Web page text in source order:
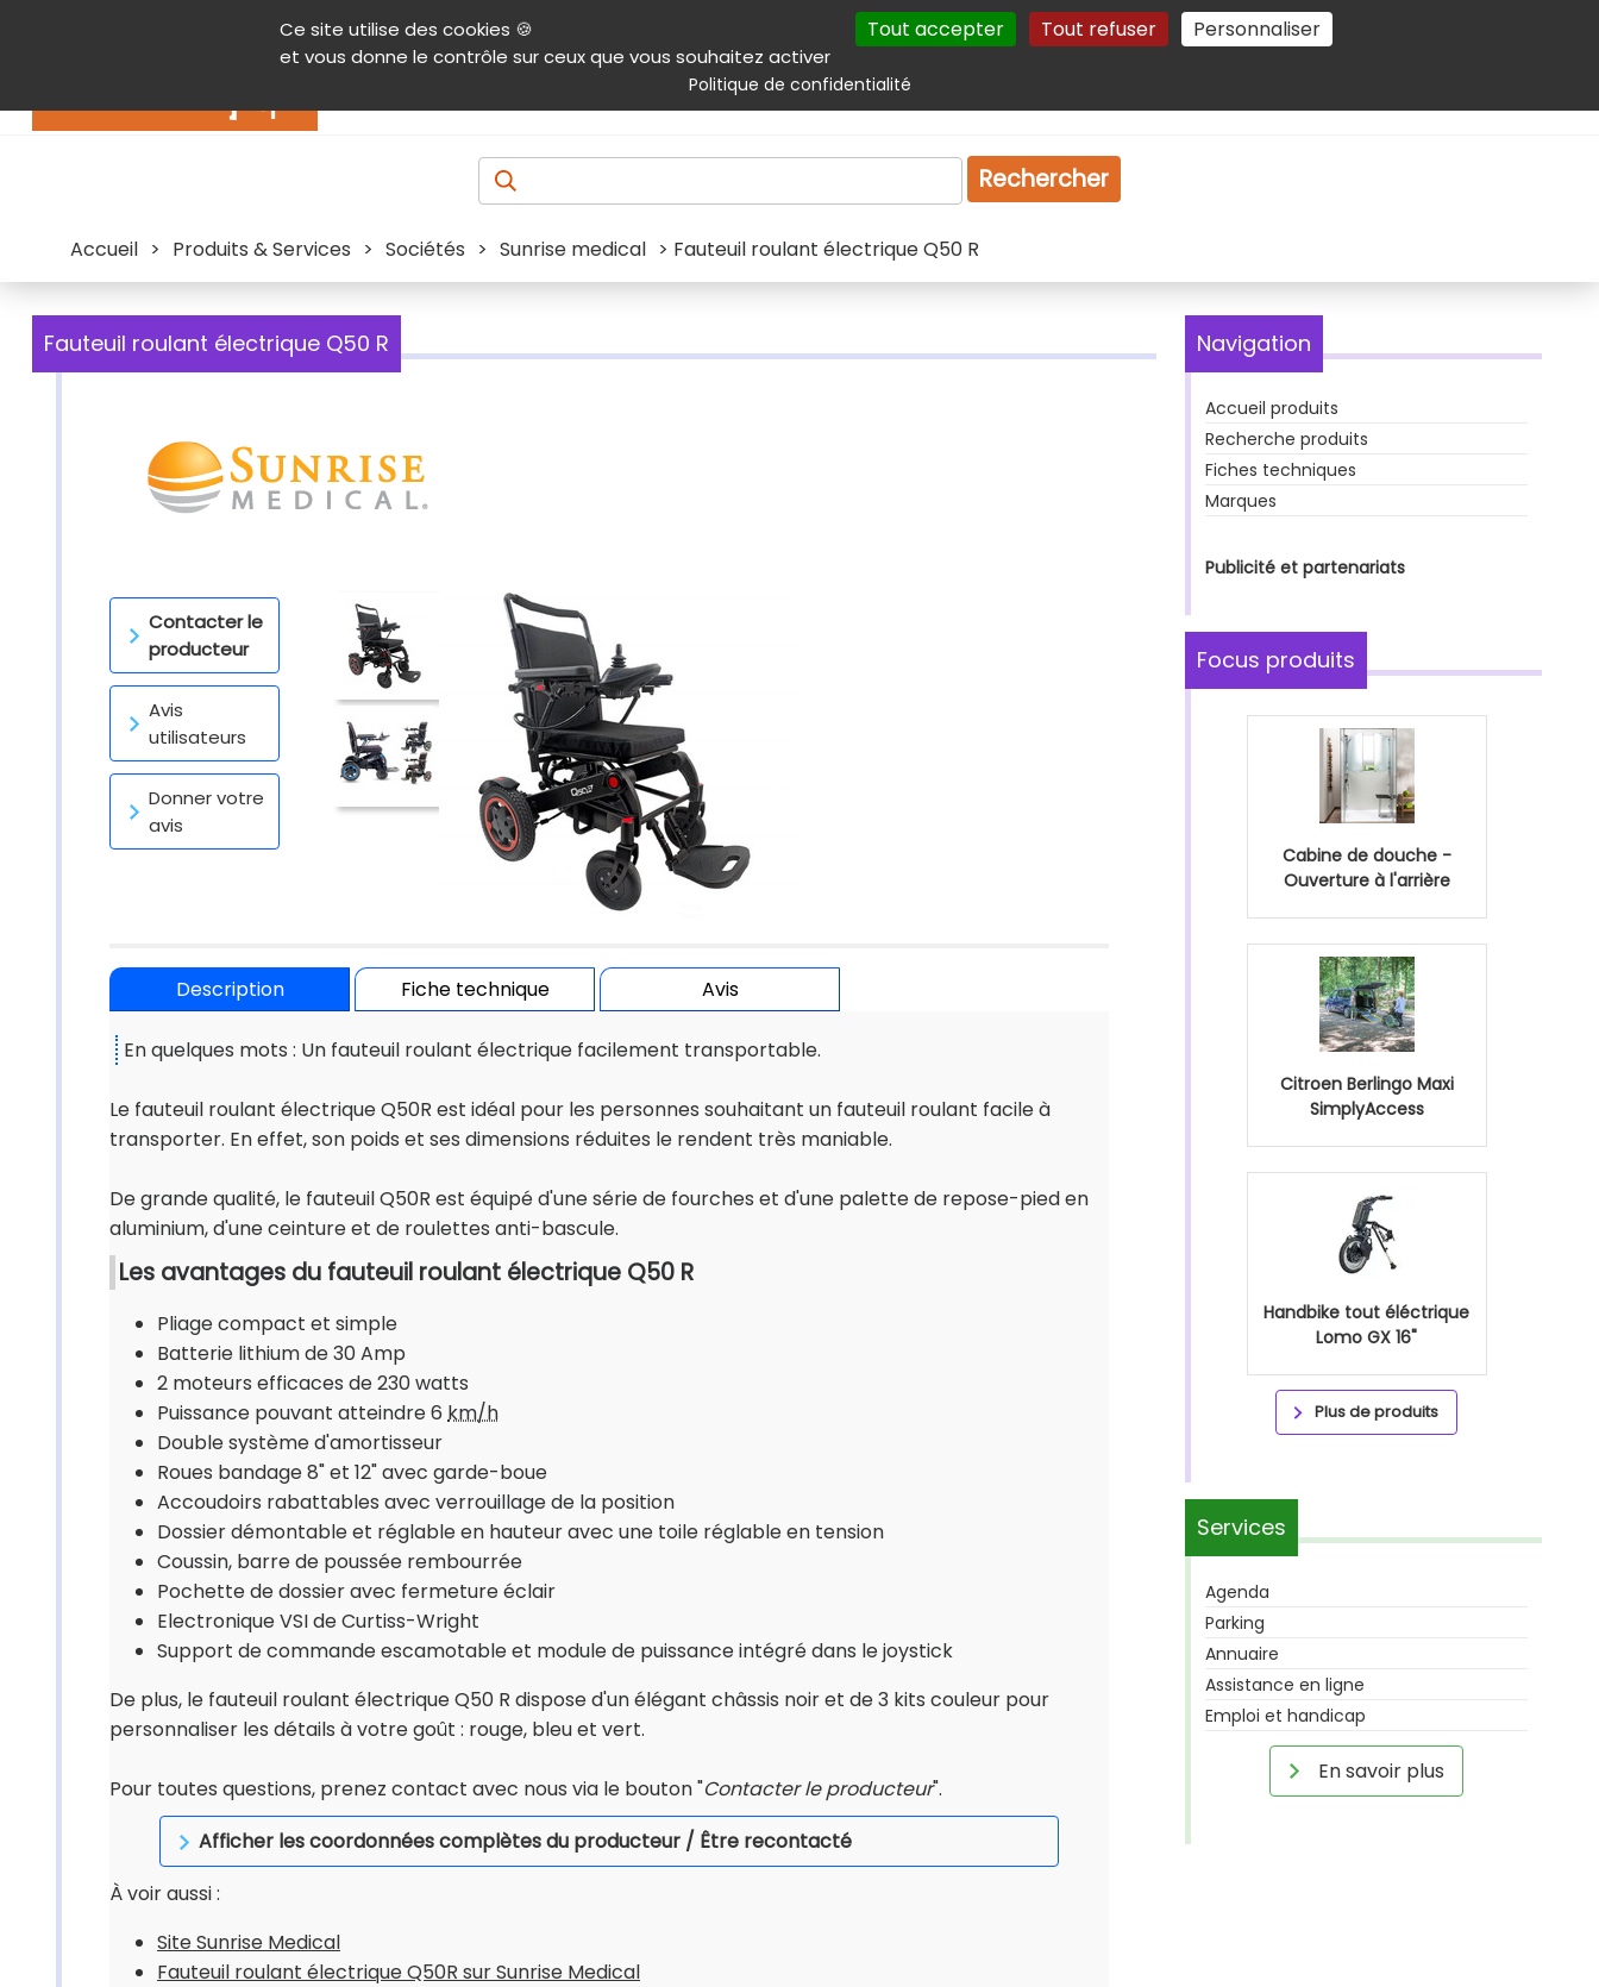
Ce site utilise des cookies 🍪
et vous donne le contrôle sur ceux que vous souhaitez activer
Tout accepter Tout refuser Personnaliser
Politique de confidentialité
Contenu Aide et accessibilité Menu principal Autres services Plan du site Gestion des cookies
Produits & services Emploi Droit
Rechercher
Accueil > Produits & Services > Sociétés > Sunrise medical > Fauteuil roulant électrique Q50 R
Fauteuil roulant électrique Q50 R
Contacter le
producteur
Avis
utilisateurs
Donner votre
avis
Description Fiche technique Avis
En quelques mots : Un fauteuil roulant électrique facilement transportable.
Le fauteuil roulant électrique Q50R est idéal pour les personnes souhaitant un fauteuil roulant facile à
transporter. En effet, son poids et ses dimensions réduites le rendent très maniable.
De grande qualité, le fauteuil Q50R est équipé d'une série de fourches et d'une palette de repose-pied en
aluminium, d'une ceinture et de roulettes anti-bascule.
Les avantages du fauteuil roulant électrique Q50 R
Pliage compact et simple
Batterie lithium de 30 Amp
2 moteurs efficaces de 230 watts
Puissance pouvant atteindre 6 km/h
Double système d'amortisseur
Roues bandage 8" et 12" avec garde-boue
Accoudoirs rabattables avec verrouillage de la position
Dossier démontable et réglable en hauteur avec une toile réglable en tension
Coussin, barre de poussée rembourrée
Pochette de dossier avec fermeture éclair
Electronique VSI de Curtiss-Wright
Support de commande escamotable et module de puissance intégré dans le joystick
De plus, le fauteuil roulant électrique Q50 R dispose d'un élégant châssis noir et de 3 kits couleur pour
personnaliser les détails à votre goût : rouge, bleu et vert.
Pour toutes questions, prenez contact avec nous via le bouton "Contacter le producteur".
Afficher les coordonnées complètes du producteur / Être recontacté
À voir aussi :
Site Sunrise Medical
Fauteuil roulant électrique Q50R sur Sunrise Medical
Navigation
Accueil produits
Recherche produits
Fiches techniques
Marques
Publicité et partenariats
Focus produits
Cabine de douche -
Ouverture à l'arrière
Citroen Berlingo Maxi
SimplyAccess
Handbike tout éléctrique
Lomo GX 16"
Plus de produits
Services
Agenda
Parking
Annuaire
Assistance en ligne
Emploi et handicap
En savoir plus